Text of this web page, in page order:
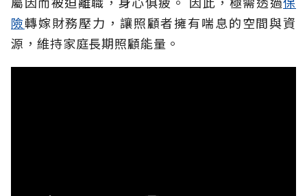
險轉嫁財務壓力，讓照顧者擁有喘息的空間與資
源，維持家庭長期照顧能量。